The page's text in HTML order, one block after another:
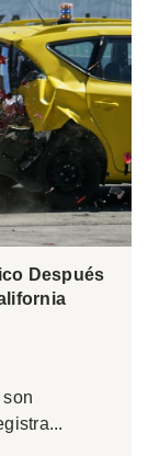
Después